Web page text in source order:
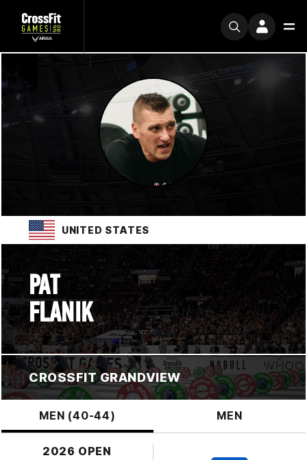
UNITED STATES
PAT
FLANIK
CROSSFIT GRANDVIEW
MEN (40-44) MEN
2026 OPEN